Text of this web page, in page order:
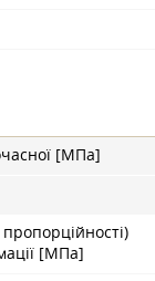
[МПа]
[МПа]